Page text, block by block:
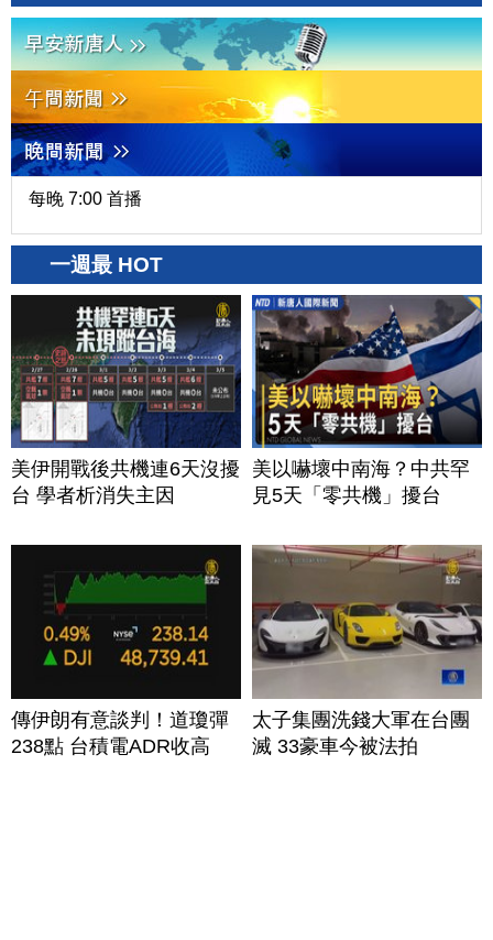
每晚 7:00 首播
一週最 HOT
美伊開戰後共機連6天沒擾
台 學者析消失主因
美以嚇壞中南海？中共罕
見5天「零共機」擾台
傳伊朗有意談判！道瓊彈
238點 台積電ADR收高
太子集團洗錢大軍在台團
滅 33豪車今被法拍